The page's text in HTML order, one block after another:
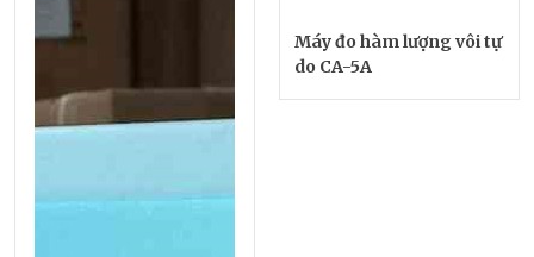
Máy đo hàm lượng vôi tự
do CA-5A